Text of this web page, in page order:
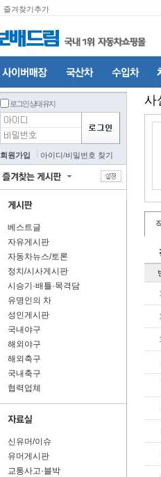
즐겨찾기추가
로그인 상태 유지
회원가입 아이디/비밀번호 찾기
베스트글
자유게시판
자동차뉴스/토론
정치/시사게시판
시승기·배틀·목격담
유명인의 차
성인게시판
국내야구
해외야구
해외축구
국내축구
협력업체
신유머/이슈
유머게시판
교통사고·블박
사